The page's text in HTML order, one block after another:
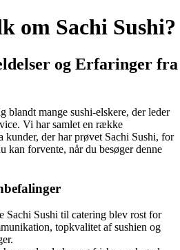
om Sachi Sushi?
og Erfaringer fra
blandt mange sushi-elskere, der leder
Vi har samlet en række
kunder, der har prøvet Sachi Sushi, for
kan forvente, når du besøger denne
Sachi Sushi til catering blev rost for
topkvalitet af sushien og